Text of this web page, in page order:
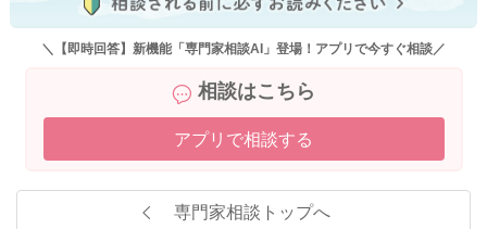
＼【即時回答】新機能「専門家相談AI」登場！アプリで今すぐ相談／
相談はこちら
アプリで相談する
専門家相談トップへ